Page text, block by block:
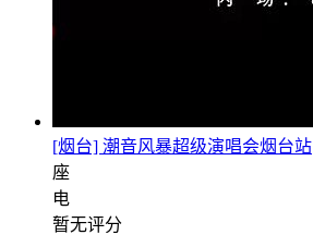
[烟台] 潮音风暴超级演唱会烟台站
座
电
暂无评分